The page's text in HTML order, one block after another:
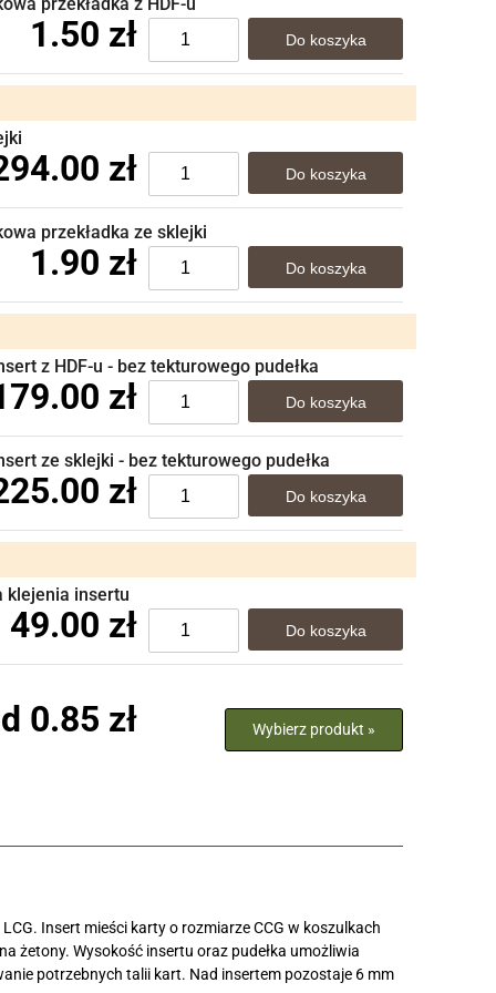
1.50 zł
zł
przekładka ze sklejki
1.90 zł
z HDF-u - bez tekturowego pudełka
zł
ze sklejki - bez tekturowego pudełka
zł
klejenia insertu
49.00 zł
Wybierz produkt »
0.85 zł
Insert mieści karty o rozmiarze CCG w koszulkach
żetony. Wysokość insertu oraz pudełka umożliwia
potrzebnych talii kart. Nad insertem pozostaje 6 mm